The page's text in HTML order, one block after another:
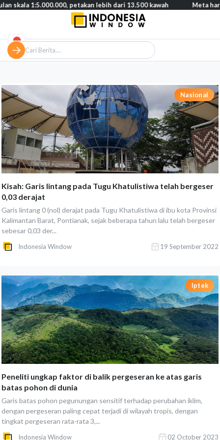
Nasional
Kisah: Garis lintang pada Tugu Khatulistiwa telah bergeser
0,03 derajat
Garis lintang 0 (nol) derajat pada Tugu Khatulistiwa di ibu kota Provinsi
Kalimantan Barat, Pontianak, sejak beberapa tahun lalu telah bergeser
sebesar 0,03 der...
Indonesia Window 19 September 2022
Iptek
Peneliti ungkap faktor di balik pergeseran ke atas garis
batas pohon di dunia
Garis batas pohon pegunungan sensitif terhadap perubahan iklim,
dengan pergeseran paling cepat terjadi di wilayah tropis, dengan
tingkat pergeseran rata-rata 3,...
Indonesia Window 02 October 2023
skala 1:5.000.000, petakan lebih dari 13.500 kawah Meta